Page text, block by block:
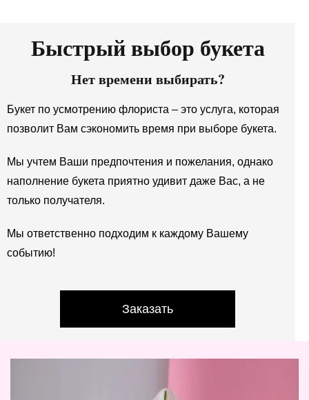
Быстрый выбор букета
Нет времени выбирать?
Букет по усмотрению флориста – это услуга, которая
позволит Вам сэкономить время при выборе букета.
Мы учтем Ваши предпочтения и пожелания, однако
наполнение букета приятно удивит даже Вас, а не
только получателя.
Мы ответственно подходим к каждому Вашему
событию!
Заказать